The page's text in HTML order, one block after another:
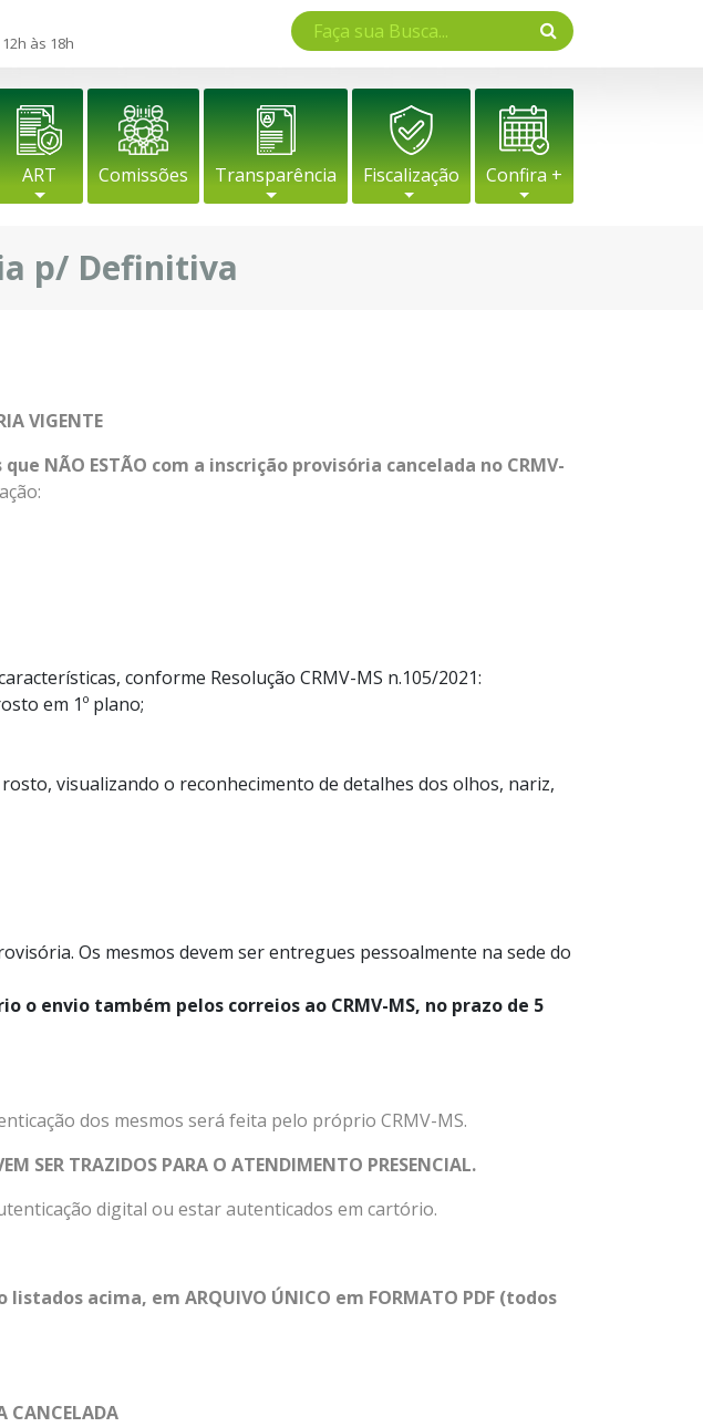
às 18h
ART Comissões Transparência Fiscalização Confira +
p/ Definitiva
VIGENTE
NÃO ESTÃO com a inscrição provisória cancelada no CRMV-
conforme Resolução CRMV-MS n.105/2021:
em 1º plano;
visualizando o reconhecimento de detalhes dos olhos, nariz,
Os mesmos devem ser entregues pessoalmente na sede do
envio também pelos correios ao CRMV-MS, no prazo de 5
dos mesmos será feita pelo próprio CRMV-MS.
SER TRAZIDOS PARA O ATENDIMENTO PRESENCIAL.
digital ou estar autenticados em cartório.
acima, em ARQUIVO ÚNICO em FORMATO PDF (todos
CANCELADA